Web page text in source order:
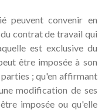
peuvent convenir en
contrat de travail qui
est exclusive du
être imposée à son
; qu'en affirmant
modification de ses
imposée ou qu'elle